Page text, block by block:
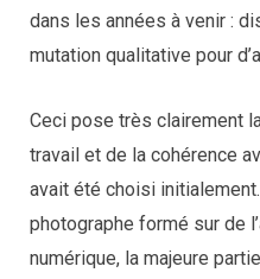
dans les années à venir :
mutation qualitative pour
Ceci pose très clairement
travail et de la cohérence
avait été choisi
photographe formé sur de
numérique, la majeure